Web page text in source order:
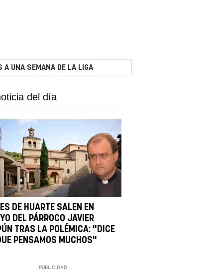
A UNA SEMANA DE LA LIGA
del día
DE HUARTE SALEN EN
DEL PÁRROCO JAVIER
TRAS LA POLÉMICA: "DICE
PENSAMOS MUCHOS"